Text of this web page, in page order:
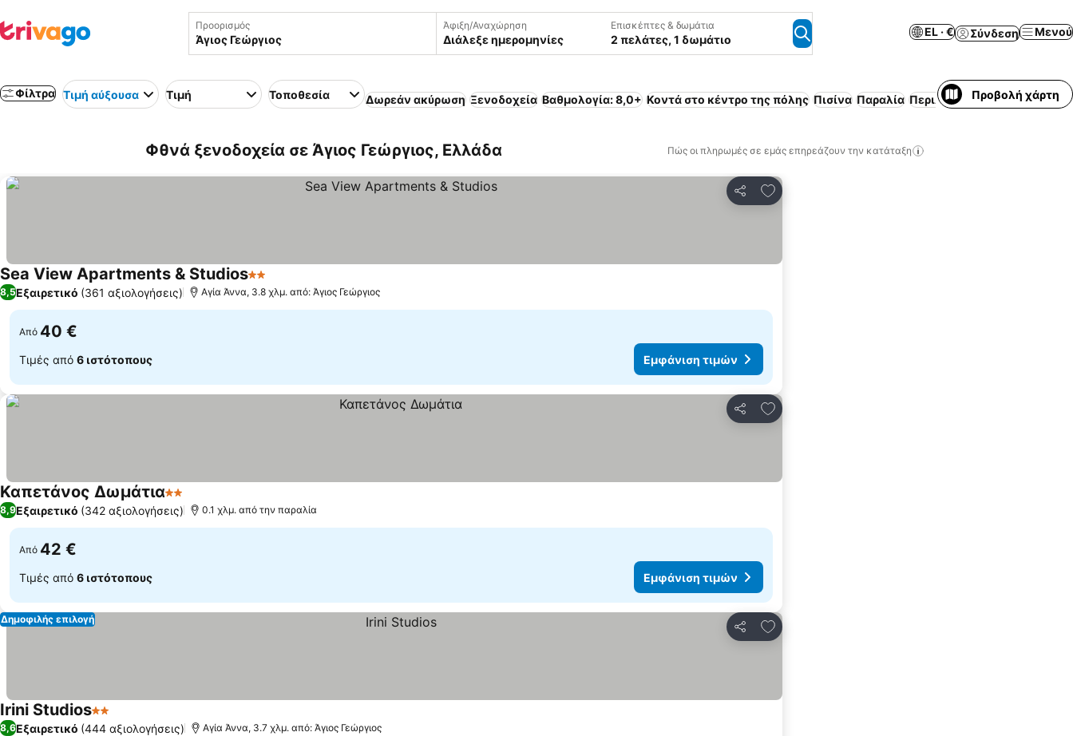
Προορισμός Άφιξη/Αναχώρηση
Διάλεξε ημερομηνίες
Επισκέπτες & δωμάτια
2 πελάτες, 1 δωμάτιο
EL · € Σύνδεση Μενού
Φίλτρα Τιμή αύξουσα Τιμή Τοποθεσία Δωρεάν ακύρωση Ξενοδοχεία Βαθμολογία: 8,0+ Κοντά στο κέντρο της πόλης Πισίνα Παραλία Περιλαμβάνεται πρωινό
Προβολή χάρτη
Φθνά ξενοδοχεία σε Άγιος Γεώργιος, Ελλάδα Πώς οι πληρωμές σε εμάς επηρεάζουν την κατάταξη
Κοινοποίηση
Προσθήκη στα αγαπημένα
Sea View Apartments & Studios2 Αστέρια
8,5Εξαιρετικό (361 αξιολογήσεις) Αγία Άννα, 3.8 χλμ. από: Άγιος Γεώργιος
Από 40 €
Τιμές από 6 ιστότοπους Εμφάνιση τιμών
Κοινοποίηση
Προσθήκη στα αγαπημένα
Καπετάνος Δωμάτια2 Αστέρια
8,9Εξαιρετικό (342 αξιολογήσεις) 0.1 χλμ. από την παραλία
Από 42 €
Τιμές από 6 ιστότοπους Εμφάνιση τιμών
Κοινοποίηση
Προσθήκη στα αγαπημένα
Δημοφιλής επιλογή
Irini Studios2 Αστέρια
8,6Εξαιρετικό (444 αξιολογήσεις) Αγία Άννα, 3.7 χλμ. από: Άγιος Γεώργιος